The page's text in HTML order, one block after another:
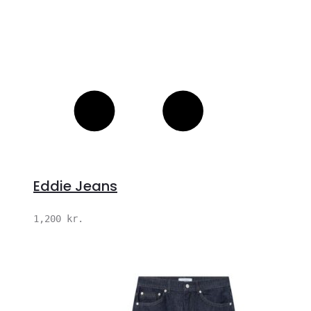
Eddie Jeans
1,200 kr.